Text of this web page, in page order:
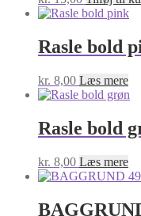
Rasle bold
kr. 8,00 Læs mere
Rasle bold
kr. 8,00 Læs mere